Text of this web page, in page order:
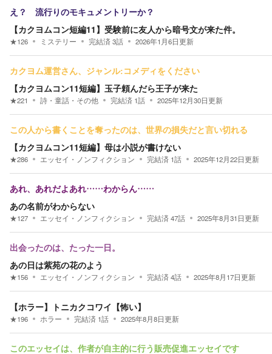
え？ 流行りのモキュメントリーか？
【カクヨムコン短編11】受験前に友人から暗号文が来た件。
★126 ミステリー 完結済3話 2026年1月6日更新
カクヨム運営さん、ジャンル:コメディをください
【カクヨムコン11短編】玉子頼んだら王子が来た
★221 詩・童話・その他 完結済 1話 2025年12月30日更新
この人から書くことを奪ったのは、世界の損失だと言い切れる
【カクヨムコン11短編】母は小説が書けない
★286 エッセイ・ノンフィクション 完結済 1話 2025年12月22日更新
あれ、あれだよあれ……わからん……
あの名前がわからない
★127 エッセイ・ノンフィクション 完結済47話 2025年8月31日更新
出会ったのは、たった一日。
あの日は紫苑の花のよう
★156 エッセイ・ノンフィクション 完結済4話 2025年8月17日更新
【ホラー】トニカクコワイ【怖い】
★196 ホラー 完結済 1話 2025年8月8日更新
このエッセイは、作者が自主的に行う販売促進エッセイです